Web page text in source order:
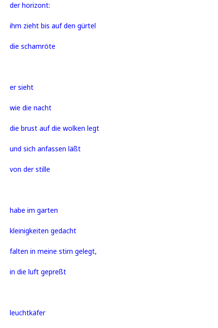
der horizont:
ihm zieht bis auf den gürtel
die schamröte
er sieht
wie die nacht
die brust auf die wolken legt
und sich anfassen läßt
von der stille
habe im garten
kleinigkeiten gedacht
falten in meine stirn gelegt,
in die luft gepreßt
leuchtkäfer